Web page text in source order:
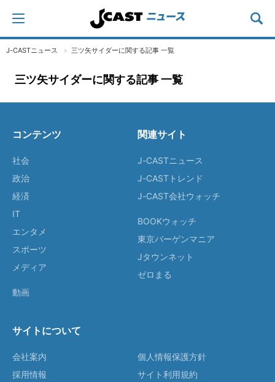
J-CASTニュース 三ツ矢サイダーに関する記事 一覧
三ツ矢サイダーに関する記事 一覧
コンテンツ
社会
政治
経済
IT
エンタメ
スポーツ
メディア
動画
関連サイト
J-CASTニュース
J-CASTトレンド
J-CAST会社ウォッチ
BOOKウォッチ
東京バーゲンマニア
Jタウンネット
ゼロまる
サイトについて
会社案内
採用情報
個人情報保護方針
サイト利用規約